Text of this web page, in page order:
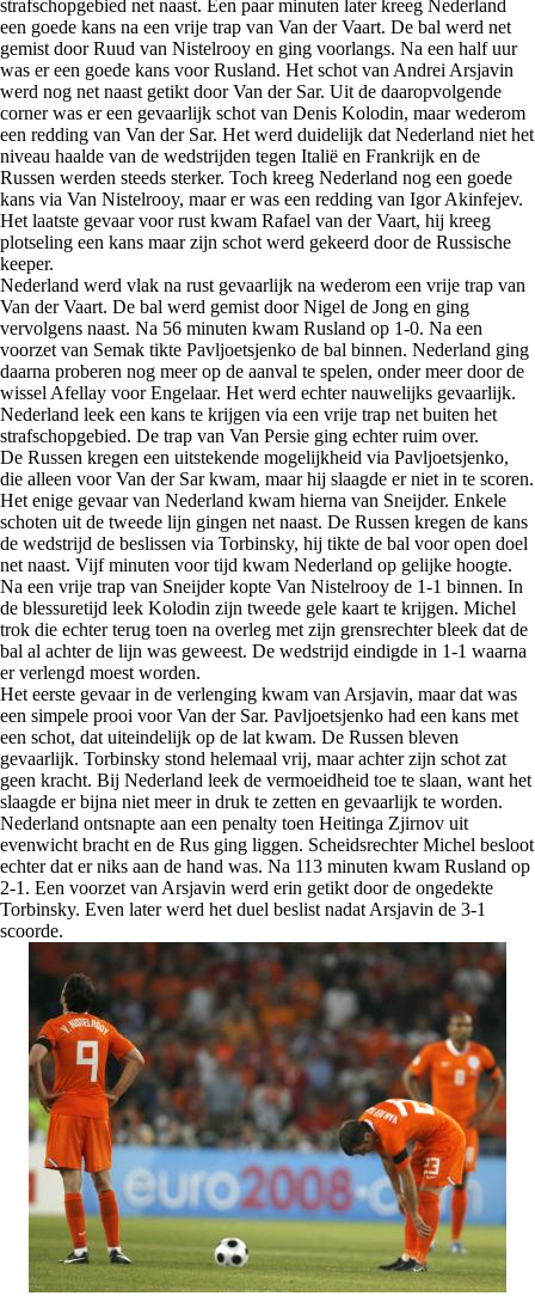
strafschopgebied net naast. Een paar minuten later kreeg Nederland
een goede kans na een vrije trap van Van der Vaart. De bal werd net
gemist door Ruud van Nistelrooy en ging voorlangs. Na een half uur
was er een goede kans voor Rusland. Het schot van Andrei Arsjavin
werd nog net naast getikt door Van der Sar. Uit de daaropvolgende
corner was er een gevaarlijk schot van Denis Kolodin, maar wederom
een redding van Van der Sar. Het werd duidelijk dat Nederland niet het
niveau haalde van de wedstrijden tegen Italië en Frankrijk en de
Russen werden steeds sterker. Toch kreeg Nederland nog een goede
kans via Van Nistelrooy, maar er was een redding van Igor Akinfejev.
Het laatste gevaar voor rust kwam Rafael van der Vaart, hij kreeg
plotseling een kans maar zijn schot werd gekeerd door de Russische
keeper.
Nederland werd vlak na rust gevaarlijk na wederom een vrije trap van
Van der Vaart. De bal werd gemist door Nigel de Jong en ging
vervolgens naast. Na 56 minuten kwam Rusland op 1-0. Na een
voorzet van Semak tikte Pavljoetsjenko de bal binnen. Nederland ging
daarna proberen nog meer op de aanval te spelen, onder meer door de
wissel Afellay voor Engelaar. Het werd echter nauwelijks gevaarlijk.
Nederland leek een kans te krijgen via een vrije trap net buiten het
strafschopgebied. De trap van Van Persie ging echter ruim over.
De Russen kregen een uitstekende mogelijkheid via Pavljoetsjenko,
die alleen voor Van der Sar kwam, maar hij slaagde er niet in te scoren.
Het enige gevaar van Nederland kwam hierna van Sneijder. Enkele
schoten uit de tweede lijn gingen net naast. De Russen kregen de kans
de wedstrijd de beslissen via Torbinsky, hij tikte de bal voor open doel
net naast. Vijf minuten voor tijd kwam Nederland op gelijke hoogte.
Na een vrije trap van Sneijder kopte Van Nistelrooy de 1-1 binnen. In
de blessuretijd leek Kolodin zijn tweede gele kaart te krijgen. Michel
trok die echter terug toen na overleg met zijn grensrechter bleek dat de
bal al achter de lijn was geweest. De wedstrijd eindigde in 1-1 waarna
er verlengd moest worden.
Het eerste gevaar in de verlenging kwam van Arsjavin, maar dat was
een simpele prooi voor Van der Sar. Pavljoetsjenko had een kans met
een schot, dat uiteindelijk op de lat kwam. De Russen bleven
gevaarlijk. Torbinsky stond helemaal vrij, maar achter zijn schot zat
geen kracht. Bij Nederland leek de vermoeidheid toe te slaan, want het
slaagde er bijna niet meer in druk te zetten en gevaarlijk te worden.
Nederland ontsnapte aan een penalty toen Heitinga Zjirnov uit
evenwicht bracht en de Rus ging liggen. Scheidsrechter Michel besloot
echter dat er niks aan de hand was. Na 113 minuten kwam Rusland op
2-1. Een voorzet van Arsjavin werd erin getikt door de ongedekte
Torbinsky. Even later werd het duel beslist nadat Arsjavin de 3-1
scoorde.